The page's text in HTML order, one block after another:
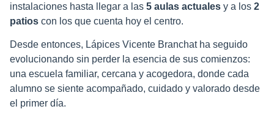
instalaciones hasta llegar a las 5 aulas actuales y a los 2
patios con los que cuenta hoy el centro.
Desde entonces, Lápices Vicente Branchat ha seguido
evolucionando sin perder la esencia de sus comienzos:
una escuela familiar, cercana y acogedora, donde cada
alumno se siente acompañado, cuidado y valorado desde
el primer día.